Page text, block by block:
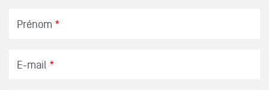
Prénom *
E-mail *